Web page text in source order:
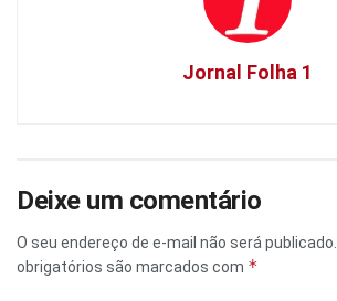
Jornal Folha 1
Deixe um comentário
O seu endereço de e-mail não será publicado.
obrigatórios são marcados com *